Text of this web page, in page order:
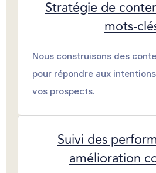
Stratégie de
mots-
Nous construisons des
pour répondre aux
vos prospects.
Suivi des
amélioration